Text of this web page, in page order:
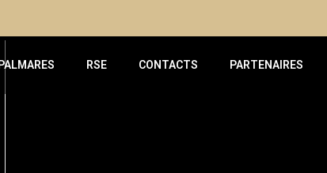
PALMARES RSE CONTACTS PARTENAIRES